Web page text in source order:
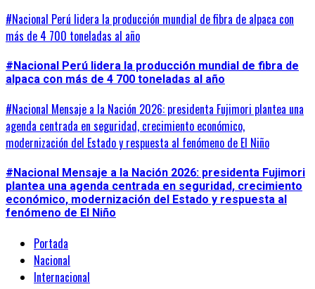
#Nacional Perú lidera la producción mundial de fibra de alpaca con
más de 4 700 toneladas al año
#Nacional Perú lidera la producción mundial de fibra de
alpaca con más de 4 700 toneladas al año
#Nacional Mensaje a la Nación 2026: presidenta Fujimori plantea una
agenda centrada en seguridad, crecimiento económico,
modernización del Estado y respuesta al fenómeno de El Niño
#Nacional Mensaje a la Nación 2026: presidenta Fujimori
plantea una agenda centrada en seguridad, crecimiento
económico, modernización del Estado y respuesta al
fenómeno de El Niño
Portada
Nacional
Internacional